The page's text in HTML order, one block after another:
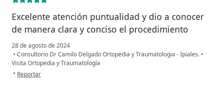
Excelente atención puntualidad y dio a conocer
de manera clara y conciso el procedimiento
28 de agosto de 2024
• Consultorio Dr Camilo Delgado Ortopedia y Traumatologia - Ipiales. •
Visita Ortopedia y Traumatología
• en opinión del usuario Jaison pantoja
Reportar